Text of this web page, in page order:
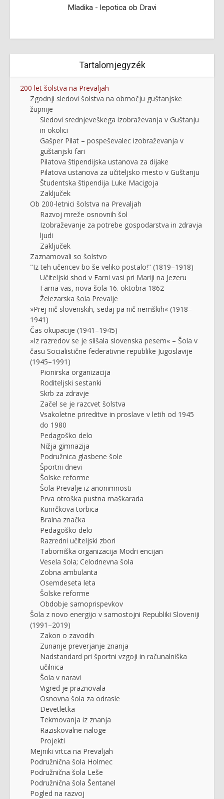
Mladika - lepotica ob Dravi
Tartalomjegyzék
200 let šolstva na Prevaljah
Zgodnji sledovi šolstva na območju guštanjske
župnije
Sledovi srednjeveškega izobraževanja v Guštanju
in okolici
Gašper Pilat – pospeševalec izobraževanja v
guštanjski fari
Pilatova štipendijska ustanova za dijake
Pilatova ustanova za učiteljsko mesto v Guštanju
Študentska štipendija Luke Macigoja
Zaključek
Ob 200-letnici šolstva na Prevaljah
Razvoj mreže osnovnih šol
Izobraževanje za potrebe gospodarstva in zdravja
ljudi
Zaključek
Zaznamovali so šolstvo
"Iz teh učencev bo še veliko postalo!" (1819–1918)
Učiteljski shod v Farni vasi pri Mariji na Jezeru
Farna vas, nova šola 16. oktobra 1862
Železarska šola Prevalje
»Prej nič slovenskih, sedaj pa nič nemških« (1918–
1941)
Čas okupacije (1941–1945)
»Iz razredov se je slišala slovenska pesem« – Šola v
času Socialistične federativne republike Jugoslavije
(1945–1991)
Pionirska organizacija
Roditeljski sestanki
Skrb za zdravje
Začel se je razcvet šolstva
Vsakoletne prireditve in proslave v letih od 1945
do 1980
Pedagoško delo
Nižja gimnazija
Podružnica glasbene šole
Športni dnevi
Šolske reforme
Šola Prevalje iz anonimnosti
Prva otroška pustna maškarada
Kurirčkova torbica
Bralna značka
Pedagoško delo
Razredni učiteljski zbori
Taborniška organizacija Modri encijan
Vesela šola; Celodnevna šola
Zobna ambulanta
Osemdeseta leta
Šolske reforme
Obdobje samoprispevkov
Šola z novo energijo v samostojni Republiki Sloveniji
(1991–2019)
Zakon o zavodih
Zunanje preverjanje znanja
Nadstandard pri športni vzgoji in računalniška
učilnica
Šola v naravi
Vigred je praznovala
Osnovna šola za odrasle
Devetletka
Tekmovanja iz znanja
Raziskovalne naloge
Projekti
Mejniki vrtca na Prevaljah
Podružnična šola Holmec
Podružnična šola Leše
Podružnična šola Šentanel
Pogled na razvoj